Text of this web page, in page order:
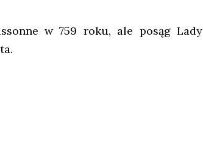
w 759 roku, ale posąg Lady